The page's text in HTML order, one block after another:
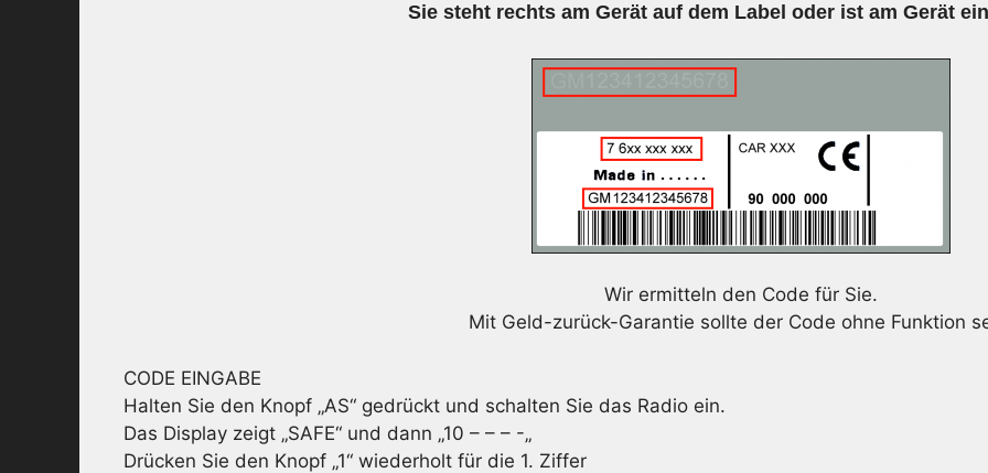
Sie steht rechts am Gerät auf dem Label oder ist am Gerät
Wir ermitteln den Code für Sie.
Mit Geld-zurück-Garantie sollte der Code ohne Funktion
CODE EINGABE
Halten Sie den Knopf „AS“ gedrückt und schalten Sie das Radio ein.
Das Display zeigt „SAFE“ und dann „10 – – – -„
Drücken Sie den Knopf „1“ wiederholt für die 1. Ziffer